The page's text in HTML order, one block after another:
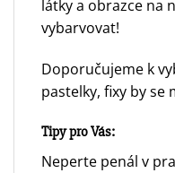
látky a obrazce na
vybarvovat!
Doporučujeme k
pastelky, fixy by se
Tipy pro Vás:
Neperte penál v